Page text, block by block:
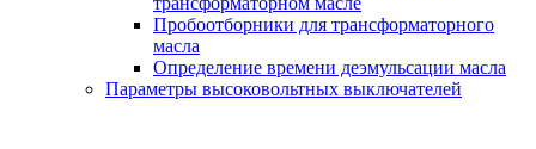
Пробоотборники для трансформаторного
масла
Определение времени деэмульсации масла
Параметры высоковольтных выключателей